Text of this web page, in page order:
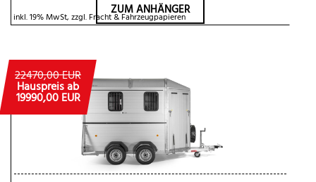
ZUM ANHÄNGER
inkl. 19% MwSt, zzgl. Fracht & Fahrzeugpapieren
22470,00 EUR
Hauspreis ab
19990,00 EUR